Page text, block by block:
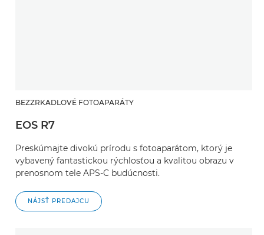
BEZZRKADLOVÉ FOTOAPARÁTY
EOS R7
Preskúmajte divokú prírodu s fotoaparátom, ktorý je
vybavený fantastickou rýchlosťou a kvalitou obrazu v
prenosnom tele APS-C budúcnosti.
NÁJSŤ PREDAJCU